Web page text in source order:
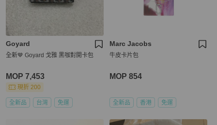
Goyard
全新🤎 Goyard 戈雅 黑咖對開卡包
MOP 7,453
現折 200
全新品 台灣 免運
Marc Jacobs
牛皮卡片包
MOP 854
全新品 香港 免運